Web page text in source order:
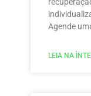
Agende
LEIA NA